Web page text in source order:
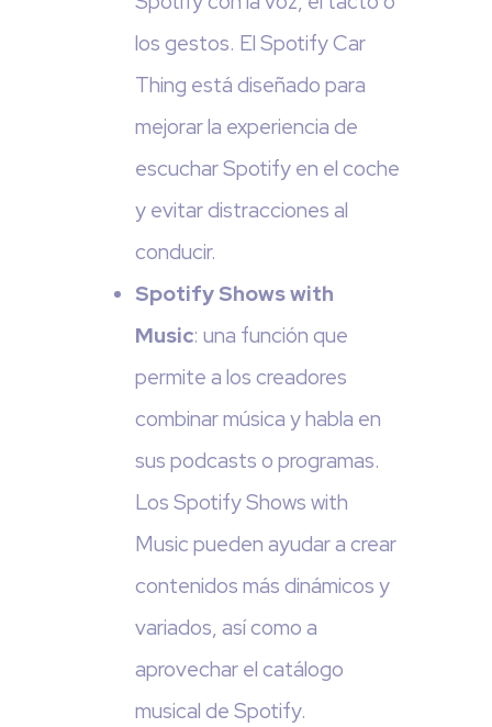
los gestos. El Spotify Car
Thing está diseñado para
mejorar la experiencia de
escuchar Spotify en el coche
y evitar distracciones al
conducir.
Spotify Shows with
Music: una función que
permite a los creadores
combinar música y habla en
sus podcasts o programas.
Los Spotify Shows with
Music pueden ayudar a crear
contenidos más dinámicos y
variados, así como a
aprovechar el catálogo
musical de Spotify.